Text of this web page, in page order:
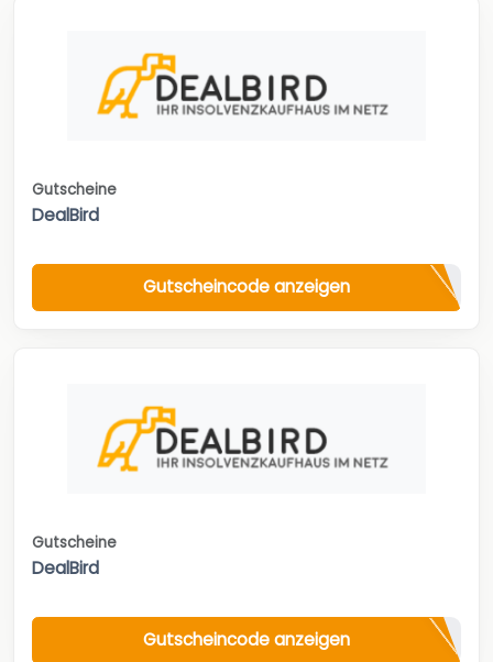
Gutscheine
DealBird
Gutscheincode anzeigen
Gutscheine
DealBird
Gutscheincode anzeigen